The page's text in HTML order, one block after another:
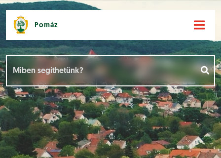
Pomáz
Események []
Dokumentumok [ ]